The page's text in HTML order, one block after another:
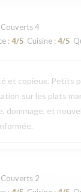
4
: 4/5 Cuisine : 4/5
et copieux. Petits
sur les plats
dommage, et
2